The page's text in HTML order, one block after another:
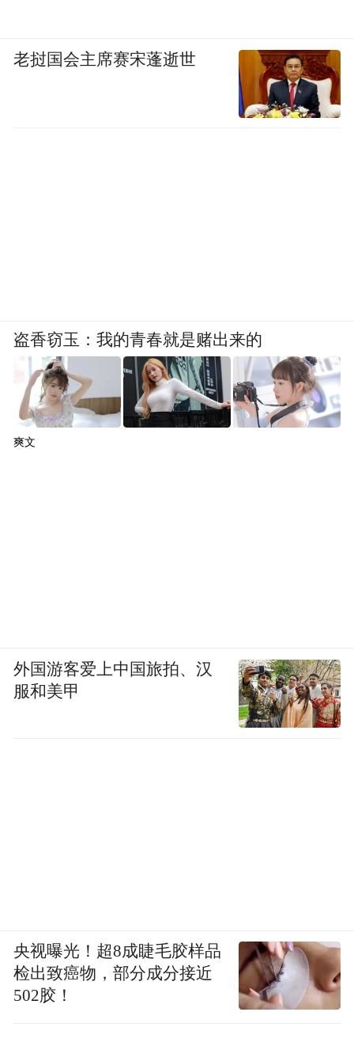
老挝国会主席赛宋蓬逝世
盗香窃玉：我的青春就是赌出来的
爽文
外国游客爱上中国旅拍、汉
服和美甲
央视曝光！超8成睫毛胶样品
检出致癌物，部分成分接近
502胶！